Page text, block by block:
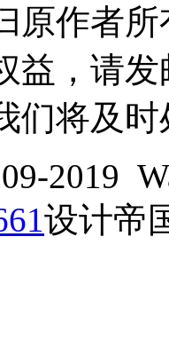
原作者
益，请发
们将及时
2019
设计帝